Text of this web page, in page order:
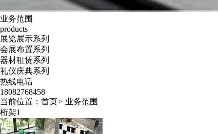
业务范围
products
展览展示系列
会展布置系列
器材租赁系列
礼仪庆典系列
热线电话
18082768458
当前位置： 首页> 业务范围
桁架1